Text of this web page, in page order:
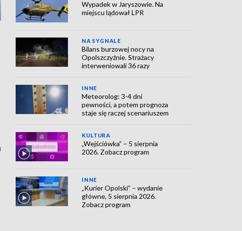
Wypadek w Jaryszowie. Na
miejscu lądował LPR
NA SYGNALE
Bilans burzowej nocy na
Opolszczyźnie. Strażacy
interweniowali 36 razy
INNE
Meteorolog: 3-4 dni
pewności, a potem prognoza
staje się raczej scenariuszem
KULTURA
„Wejściówka” – 5 sierpnia
2026. Zobacz program
INNE
„Kurier Opolski” – wydanie
główne, 5 sierpnia 2026.
Zobacz program